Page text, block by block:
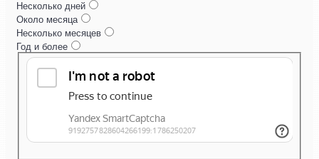
Несколько дней
Около месяца
Несколько месяцев
Год и более